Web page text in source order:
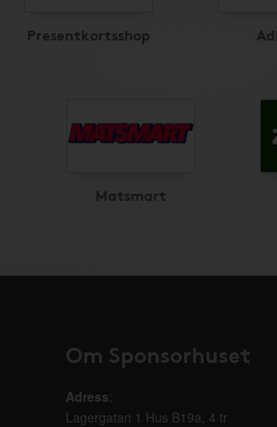
Presentkortsshop
Matsmart
Om Sponsorhuset
Adress:
Lagergatan 1 Hus B19a, 4 tr